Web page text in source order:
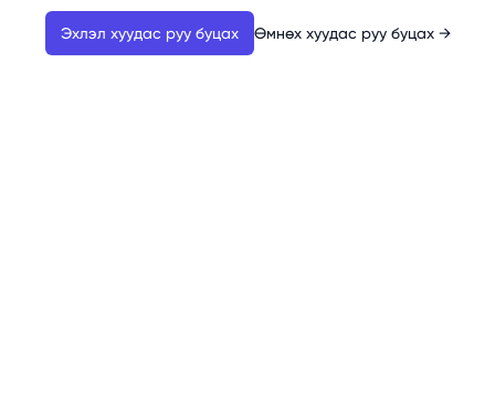
Эхлэл хуудас руу буцах Өмнөх хуудас руу буцах →